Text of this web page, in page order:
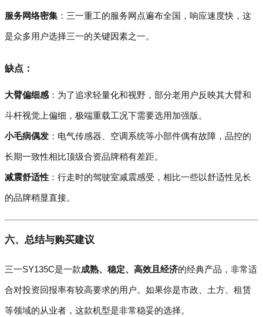
服务网络密集 ：三一重工的服务网点遍布全国，响应速度快，这
是众多用户选择三一的关键因素之一。
缺点：
大臂偏细感 ：为了追求轻量化和视野，部分老用户反映其大臂和
斗杆视觉上偏细，极端重载工况下需要选用加强版。
小毛病偶发 ：电气传感器、空调系统等小部件偶有故障，品控的
长期一致性相比顶级合资品牌稍有差距。
减震舒适性 ：行走时的驾驶室减震感受，相比一些以舒适性见长
的品牌稍显直接。
六、总结与购买建议
三一SY135C是一款成熟、稳定、高效且经济的经典产品，非常适
合对投资回报率有较高要求的用户。如果你是市政、土方、租赁
等领域的从业者，这款机型是非常稳妥的选择。